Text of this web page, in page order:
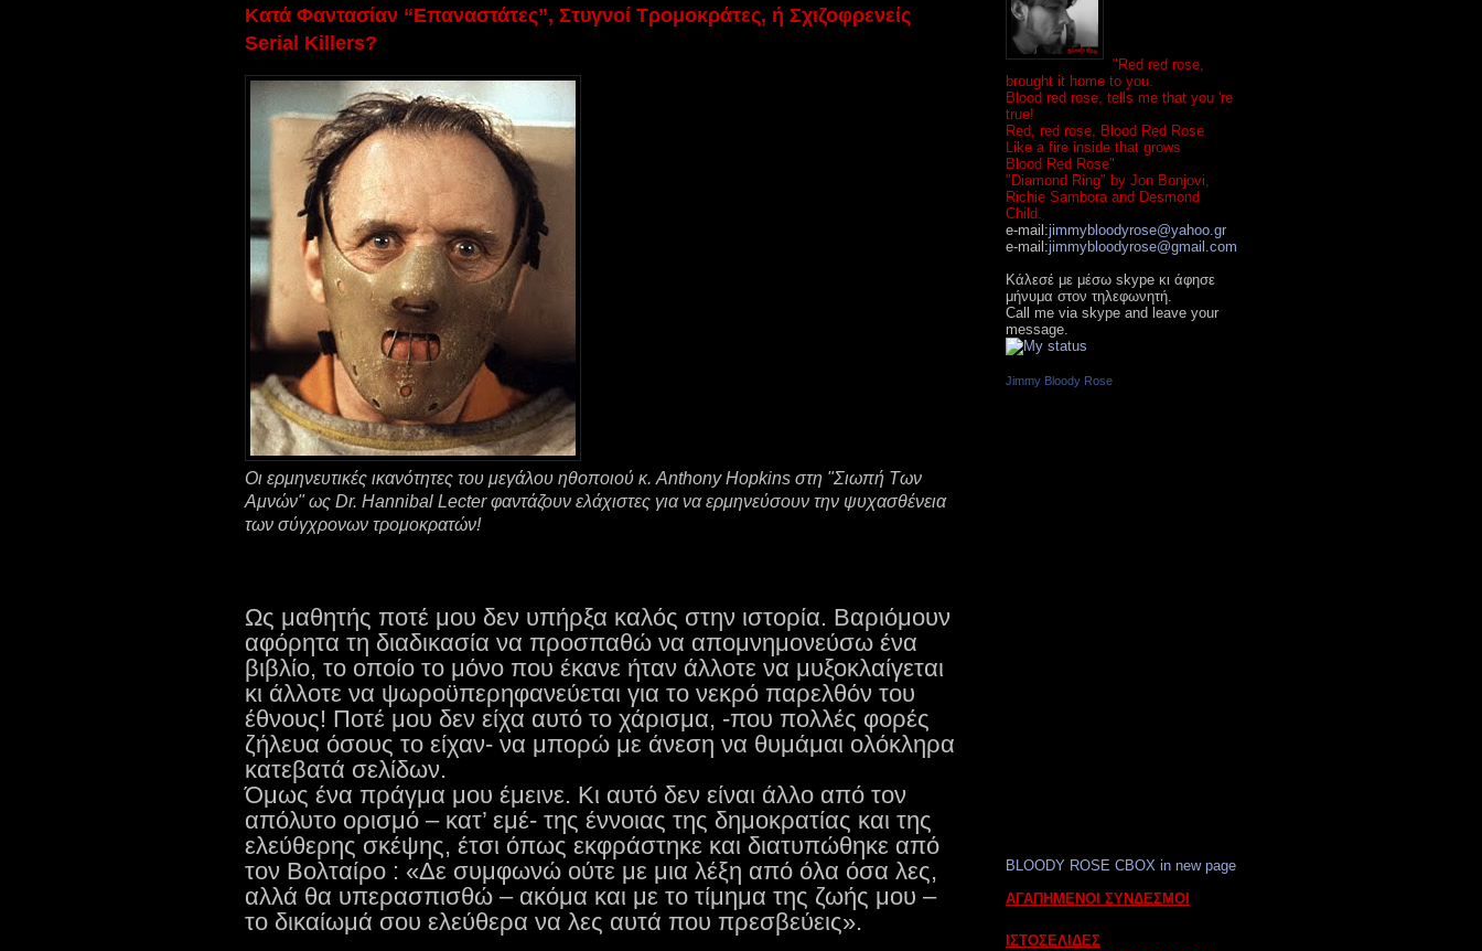
Κατά Φαντασίαν “Επαναστάτες”, Στυγνοί Τρομοκράτες, ή Σχιζοφρενείς
Serial Killers?
Οι ερμηνευτικές ικανότητες του μεγάλου ηθοποιού κ. Anthony Hopkins στη "Σιωπή Των
Αμνών" ως Dr. Hannibal Lecter φαντάζουν ελάχιστες για να ερμηνεύσουν την ψυχασθένεια
των σύγχρονων τρομοκρατών!
Ως μαθητής ποτέ μου δεν υπήρξα καλός στην ιστορία. Βαριόμουν
αφόρητα τη διαδικασία να προσπαθώ να απομνημονεύσω ένα
βιβλίο, το οποίο το μόνο που έκανε ήταν άλλοτε να μυξοκλαίγεται
κι άλλοτε να ψωροϋπερηφανεύεται για το νεκρό παρελθόν του
έθνους! Ποτέ μου δεν είχα αυτό το χάρισμα, -που πολλές φορές
ζήλευα όσους το είχαν- να μπορώ με άνεση να θυμάμαι ολόκληρα
κατεβατά σελίδων.
Όμως ένα πράγμα μου έμεινε. Κι αυτό δεν είναι άλλο από τον
απόλυτο ορισμό – κατ’ εμέ- της έννοιας της δημοκρατίας και της
ελεύθερης σκέψης, έτσι όπως εκφράστηκε και διατυπώθηκε από
τον Βολταίρο : «Δε συμφωνώ ούτε με μια λέξη από όλα όσα λες,
αλλά θα υπερασπισθώ – ακόμα και με το τίμημα της ζωής μου –
το δικαίωμά σου ελεύθερα να λες αυτά που πρεσβεύεις».
"Red red rose,
brought it home to you.
Blood red rose, tells me that you 're
true!
Red, red rose, Blood Red Rose
Like a fire inside that grows
Blood Red Rose"
"Diamond Ring" by Jon Bonjovi,
Richie Sambora and Desmond
Child.
e-mail:jimmybloodyrose@yahoo.gr
e-mail:jimmybloodyrose@gmail.com
Κάλεσέ με μέσω skype κι άφησε
μήνυμα στον τηλεφωνητή.
Call me via skype and leave your
message.
Jimmy Bloody Rose
BLOODY ROSE CBOX in new page
ΑΓΑΠΗΜΕΝΟΙ ΣΥΝΔΕΣΜΟΙ
ΙΣΤΟΣΕΛΙΔΕΣ